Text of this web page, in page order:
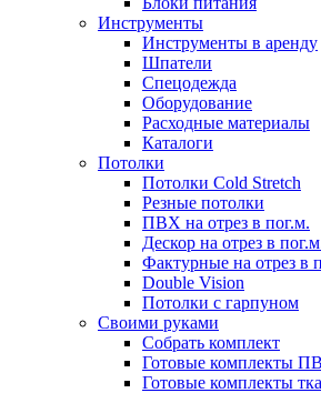
Инструменты
Инструменты в аренду
Шпатели
Спецодежда
Оборудование
Расходные материалы
Каталоги
Потолки
Потолки Cold Stretch
Резные потолки
ПВХ на отрез в пог.м.
Дескор на отрез в
Фактурные на отрез в
Double Vision
Потолки с гарпуном
Своими руками
Собрать комплект
Готовые комплекты
Готовые комплекты